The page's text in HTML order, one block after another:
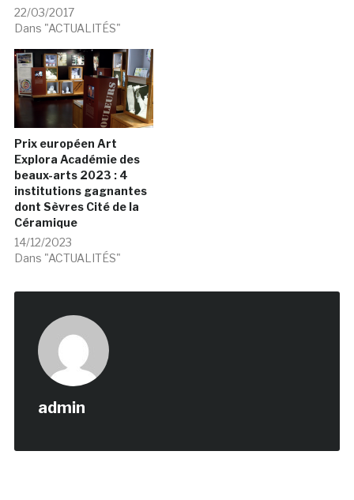
22/03/2017
Dans "ACTUALITÉS"
Prix européen Art
Explora Académie des
beaux-arts 2023 : 4
institutions gagnantes
dont Sèvres Cité de la
Céramique
14/12/2023
Dans "ACTUALITÉS"
admin